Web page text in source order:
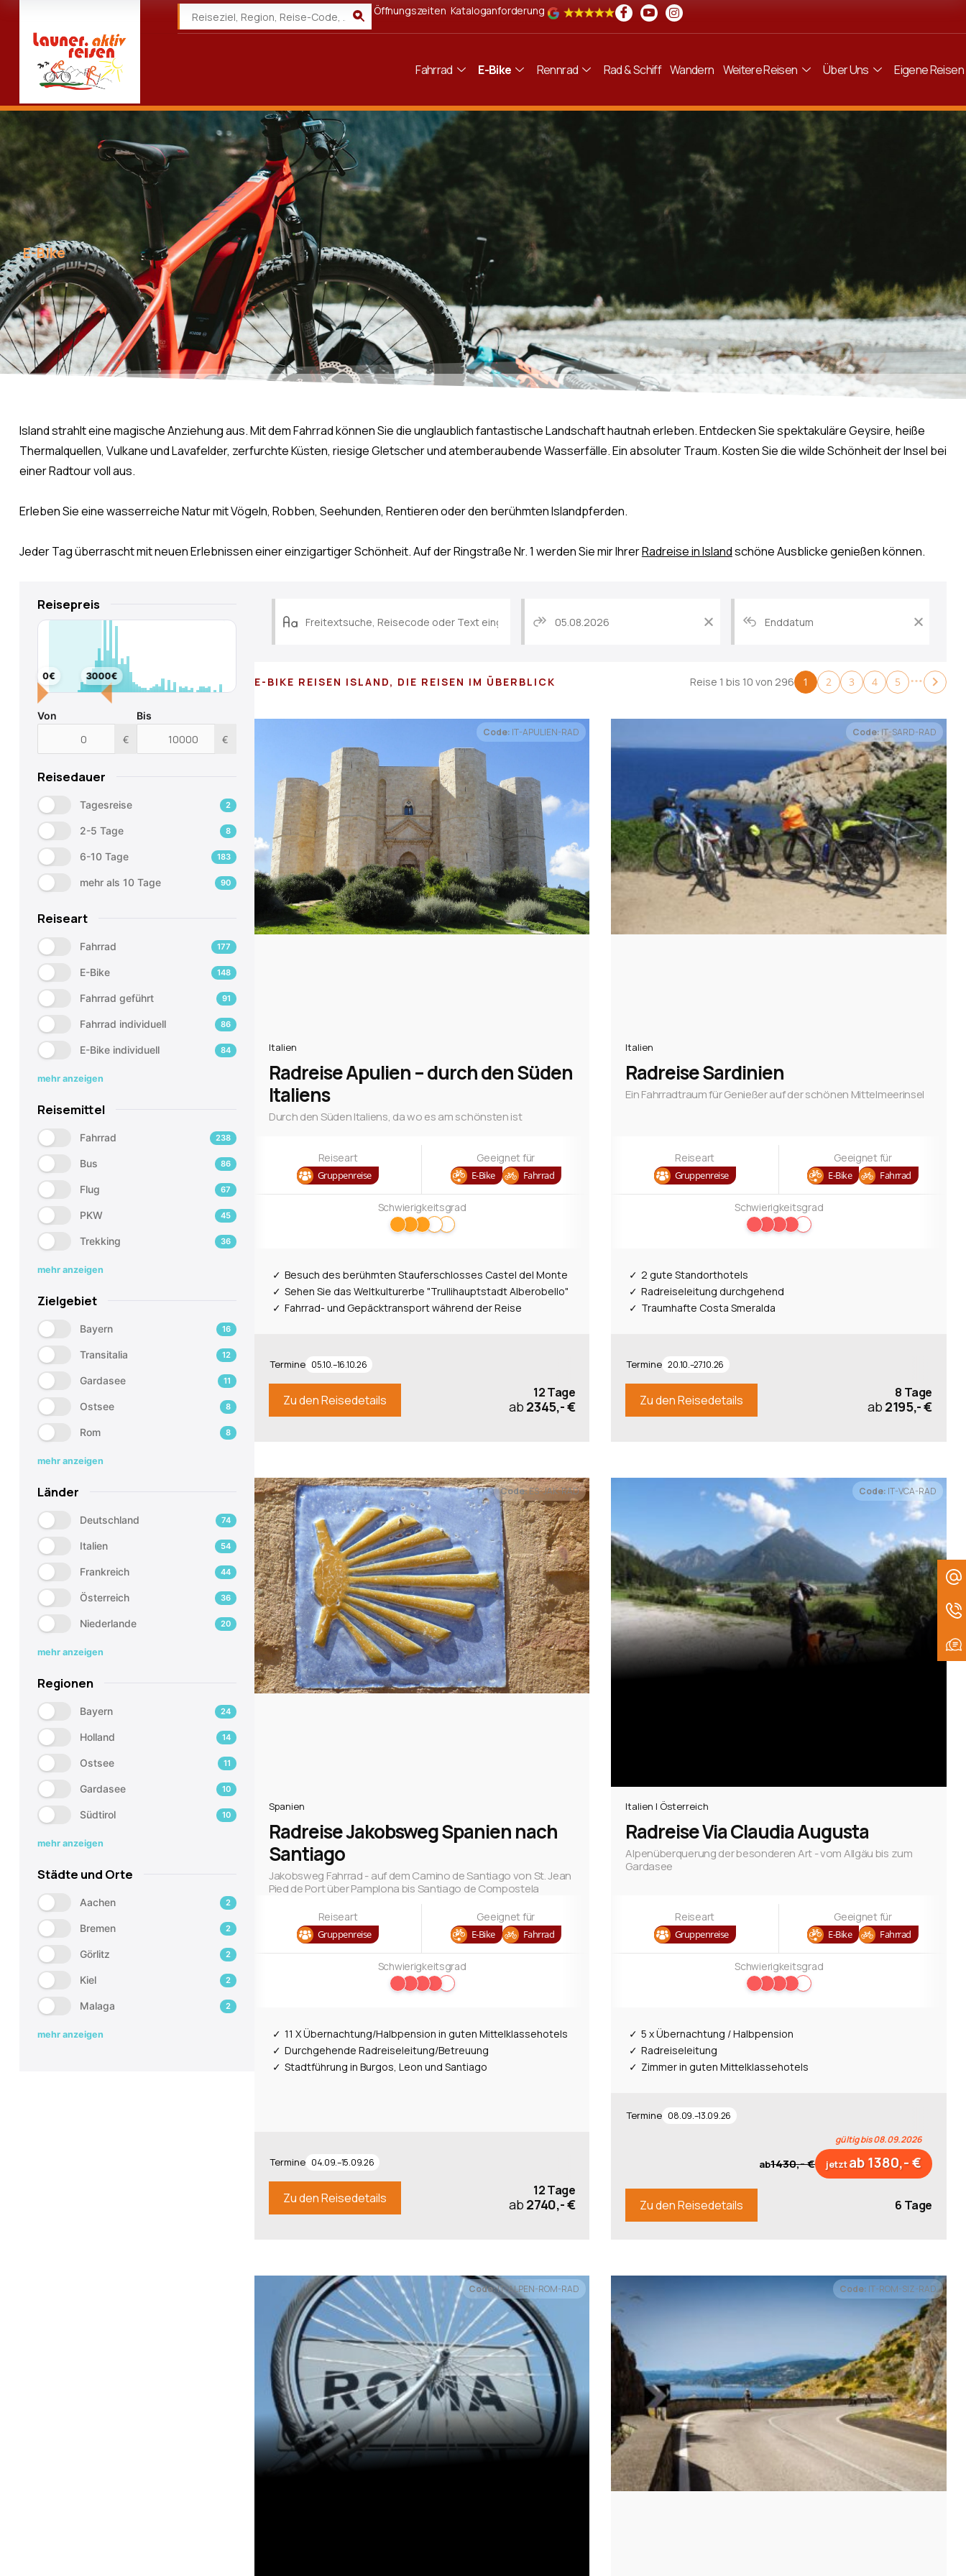
Öffnungszeiten Kataloganforderung
Fahrrad E-Bike Rennrad Rad & Schiff Wandern Weitere Reisen Über Uns Eigene Reisen
E-Bike
Island strahlt eine magische Anziehung aus. Mit dem Fahrrad können Sie die unglaublich fantastische Landschaft hautnah erleben. Entdecken Sie spektakuläre Geysire, heiße
Thermalquellen, Vulkane und Lavafelder, zerfurchte Küsten, riesige Gletscher und atemberaubende Wasserfälle. Ein absoluter Traum. Kosten Sie die wilde Schönheit der Insel bei
einer Radtour voll aus.
Erleben Sie eine wasserreiche Natur mit Vögeln, Robben, Seehunden, Rentieren oder den berühmten Islandpferden.
Jeder Tag überrascht mit neuen Erlebnissen einer einzigartiger Schönheit. Auf der Ringstraße Nr. 1 werden Sie mir IhrerRadreise in Islandschöne Ausblicke genießen können.
E-BIKE REISEN ISLAND, DIE REISEN IM ÜBERBLICK
Datum
frühesten
Datum
Reise 1 bis 10 von 296
1 2 3 4 5
Code: IT-APULIEN-RAD
Italien
Radreise Apulien – durch den Süden
Italiens
Durch den Süden Italiens, da wo es am schönsten ist
Schwierigkeitsgrad
Reiseart
Gruppenreise
Geeignet für
E-Bike Fahrrad
Besuch des berühmten Stauferschlosses Castel del Monte
Sehen Sie das Weltkulturerbe "Trullihauptstadt Alberobello"
Fahrrad- und Gepäcktransport während der Reise
Termine 05.10.–16.10.26
Zu den Reisedetails 12 Tage
ab 2345,- €
Code:IT-SARD-RAD
Italien
Radreise Sardinien
Ein Fahrradtraum für Genießer auf der schönen Mittelmeerinsel
Schwierigkeitsgrad
Reiseart
Gruppenreise
Geeignet für
E-Bike Fahrrad
2 gute Standorthotels
Radreiseleitung durchgehend
Traumhafte Costa Smeralda
Termine 20.10.–27.10.26
Zu den Reisedetails 8 Tage
ab 2195,- €
Code:ES-JAK-RAD
Spanien
Radreise Jakobsweg Spanien nach
Santiago
Jakobsweg Fahrrad - auf dem Camino de Santiago von St. Jean
Pied de Port über Pamplona bis Santiago de Compostela
Schwierigkeitsgrad
Reiseart
Gruppenreise
Geeignet für
E-Bike Fahrrad
11 X Übernachtung/Halbpension in guten Mittelklassehotels
Durchgehende Radreiseleitung/Betreuung
Stadtführung in Burgos, Leon und Santiago
Termine 04.09.–15.09.26
Zu den Reisedetails 12 Tage
ab 2740,- €
Code: IT-VCA-RAD
Italien | Österreich
Radreise Via Claudia Augusta
Alpenüberquerung der besonderen Art - vom Allgäu bis zum
Gardasee
Schwierigkeitsgrad
Reiseart
Gruppenreise
Geeignet für
E-Bike Fahrrad
5 x Übernachtung / Halbpension
Radreiseleitung
Zimmer in guten Mittelklassehotels
Termine 08.09.–13.09.26
Zu den Reisedetails 6 Tage
ab1430,- € jetztab 1380,- €
gültig bis 08.09.2026
Code:IT-ALPEN-ROM-RAD Code: IT-ROM-SIZ-RAD
Reisepreis
0€ 3000€
Von
€
Bis
€
Reisedauer
Tagesreise 2
2-5 Tage 8
6-10 Tage 183
mehr als 10 Tage 90
Reiseart
Fahrrad 177
E-Bike 148
Fahrrad geführt 91
Fahrrad individuell 86
E-Bike individuell 84
mehr anzeigen
Reisemittel
Fahrrad 238
Bus 86
Flug 67
PKW 45
Trekking 36
mehr anzeigen
Zielgebiet
Bayern 16
Transitalia 12
Gardasee 11
Ostsee 8
Rom 8
mehr anzeigen
Länder
Deutschland 74
Italien 54
Frankreich 44
Österreich 36
Niederlande 20
mehr anzeigen
Regionen
Bayern 24
Holland 14
Ostsee 11
Gardasee 10
Südtirol 10
mehr anzeigen
Städte und Orte
Aachen 2
Bremen 2
Görlitz 2
Kiel 2
Malaga 2
mehr anzeigen